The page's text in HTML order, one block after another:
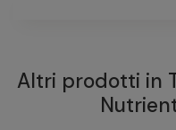
Altri prodotti in